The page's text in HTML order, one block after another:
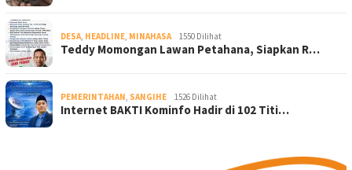
DESA, HEADLINE, MINAHASA 1550 Dilihat
Teddy Momongan Lawan Petahana, Siapkan R…
PEMERINTAHAN, SANGIHE 1526 Dilihat
Internet BAKTI Kominfo Hadir di 102 Titi…